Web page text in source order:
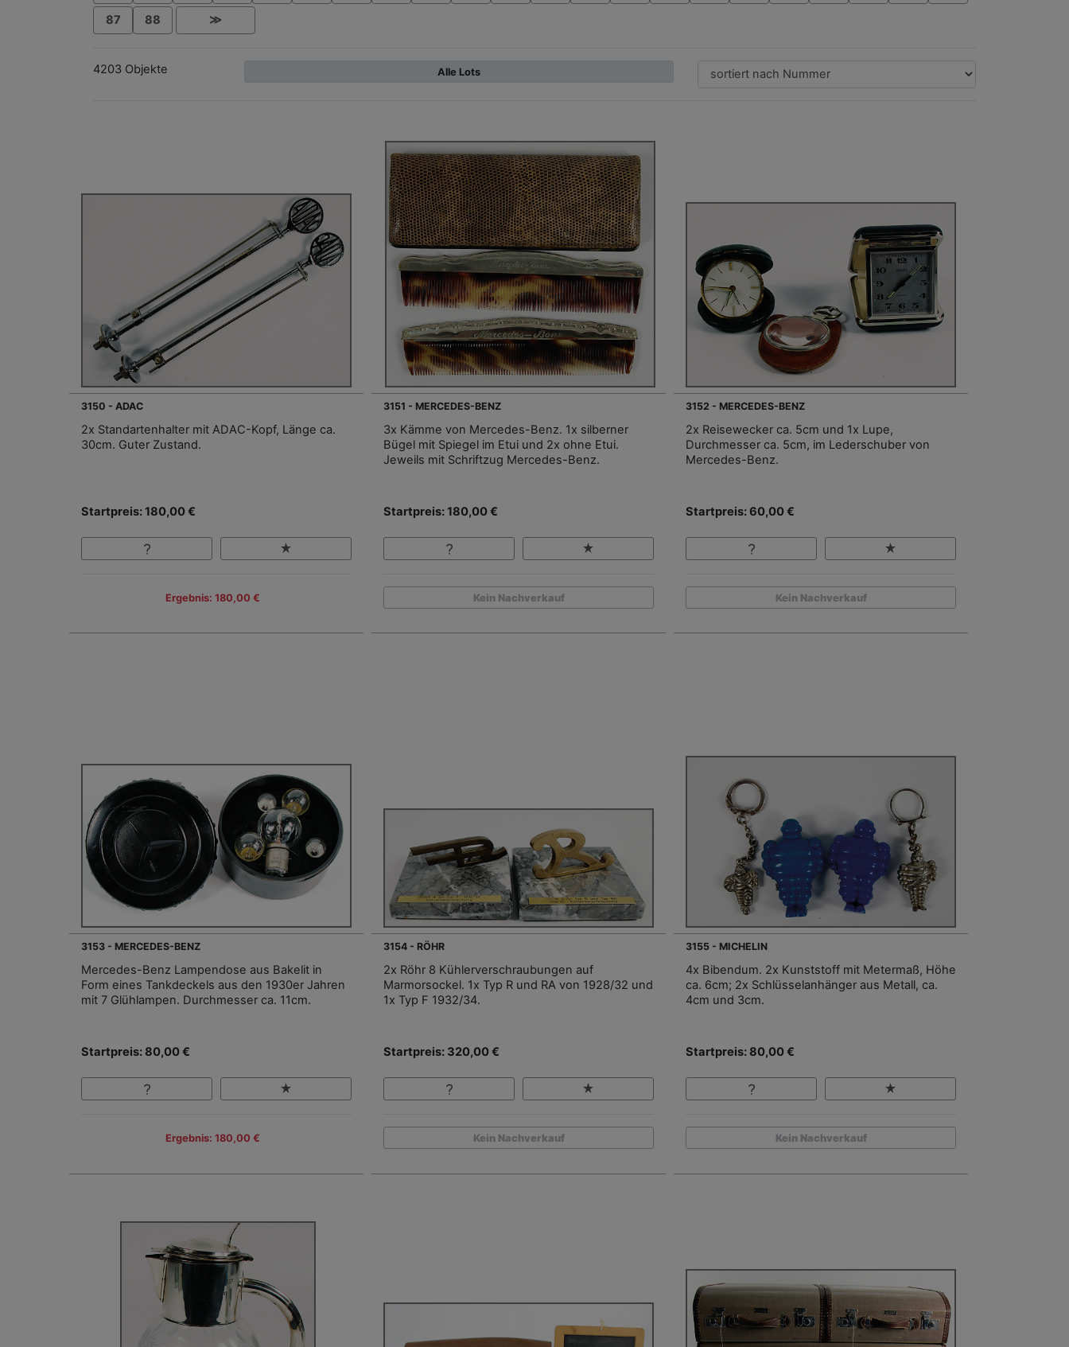
87 88 ≫
4203 Objekte Alle Lots
3150 - ADAC
2x Standartenhalter mit ADAC-Kopf, Länge ca.
30cm. Guter Zustand.
Startpreis: 180,00 €
Ergebnis: 180,00 €
3151 - MERCEDES-BENZ
3x Kämme von Mercedes-Benz. 1x silberner
Bügel mit Spiegel im Etui und 2x ohne Etui.
Jeweils mit Schriftzug Mercedes-Benz.
Startpreis: 180,00 €
Kein Nachverkauf
3152 - MERCEDES-BENZ
2x Reisewecker ca. 5cm und 1x Lupe,
Durchmesser ca. 5cm, im Lederschuber von
Mercedes-Benz.
Startpreis: 60,00 €
Kein Nachverkauf
3153 - MERCEDES-BENZ
Mercedes-Benz Lampendose aus Bakelit in
Form eines Tankdeckels aus den 1930er Jahren
mit 7 Glühlampen. Durchmesser ca. 11cm.
Startpreis: 80,00 €
Ergebnis: 180,00 €
3154 - RÖHR
2x Röhr 8 Kühlerverschraubungen auf
Marmorsockel. 1x Typ R und RA von 1928/32 und
1x Typ F 1932/34.
Startpreis: 320,00 €
Kein Nachverkauf
3155 - MICHELIN
4x Bibendum. 2x Kunststoff mit Metermaß, Höhe
ca. 6cm; 2x Schlüsselanhänger aus Metall, ca.
4cm und 3cm.
Startpreis: 80,00 €
Kein Nachverkauf